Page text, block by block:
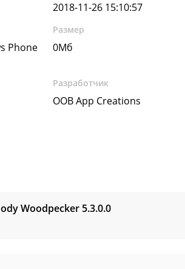
2018-11-26 15:10:57
Phone
Размер
0Мб
Разработчик
OOB App Creations
Woodpecker 5.3.0.0